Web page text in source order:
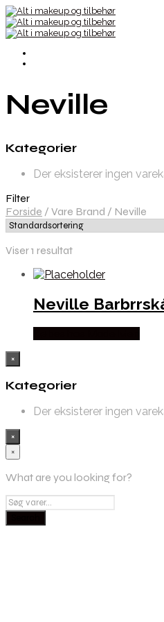
Neville
Kategorier
Der eksisterer ingen
Filter
Forside / Vare Brand / Neville
Viser 1 resultat
Neville
×
Kategorier
Der eksisterer ingen
×
×
What are you looking for?